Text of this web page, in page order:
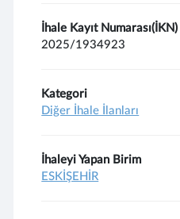
İhale Kayıt Numarası(İKN)
2025/1934923
Kategori
Diğer İhale İlanları
İhaleyi Yapan Birim
ESKİŞEHİR